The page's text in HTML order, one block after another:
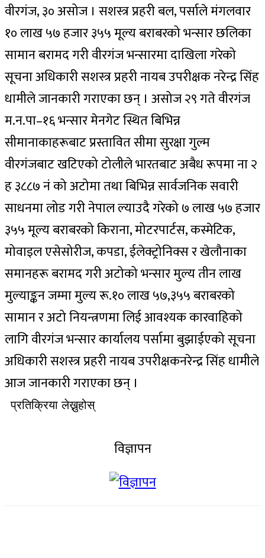
वीरगंज, ३० असोज । सशस्त्र प्रहरी बल, पर्साले मंगलवार
१० लाख ५७ हजार ३५५ मूल्य बराबरको भन्सार छलिका
सामान बरामद गरी वीरगंज भन्सारमा दाखिला गरेको
सूचना अधिकारी सशस्त्र प्रहरी नायब उपरीक्षक नरेन्द्र सिंह
धामीले जानकारी गराएका छन् । असोज २९ गते वीरगंज
म.न.पा–१६ भन्सार मेनगेट स्थित बिभिन्न
सीमानाकाहरूबाट प्रस्तावित सीमा सुरक्षा गुल्म
वीरगंजबाट खटिएको टोलीले भारतबाट अबैध रूपमा ना २
ह ३८८७ नं को अटोमा तथा बिभिन्न सार्वजनिक सवारी
साधनमा लोड गरी नेपाल ल्याउदै गरेको ७ लाख ५७ हजार
३५५ मूल्य बराबरको किराना, मोटरपार्टस, कस्मेटिक,
मोवाइल एसेसोरीज, कपडा, ईलेक्ट्रोनिक्स र खेलौनाका
समानहरू बरामद गरी अटोको भन्सार मुल्य तीन लाख
मुल्याङ्कन जम्मा मुल्य रू.१० लाख ५७,३५५ बराबरको
सामान र अटो नियन्त्रणमा लिई आवश्यक कारवाहिको
लागि वीरगंज भन्सार कार्यालय पर्सामा बुझाईएको सूचना
अधिकारी सशस्त्र प्रहरी नायब उपरीक्षकनरेन्द्र सिंह धामीले
आज जानकारी गराएका छन् ।
प्रतिक्रिया लेख्नुहोस्
विज्ञापन